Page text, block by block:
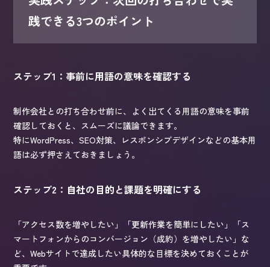
践できる3つのポイント
ステップ1：事前に用語の意味を確認する
制作会社との打ち合わせ前に、よく出てくる用語の意味を事前
確認しておくと、スムーズに議論できます。
特にWordPress、SEO対策、レスポンシブデザインなどの基本用
語は必ず押さえておきましょう。
ステップ2：自社の目的と課題を明確にする
「アクセス数を増やしたい」「更新作業を簡単にしたい」「ス
マートフォンからのコンバージョン（成約）を増やしたい」な
ど、Webサイトで達成したい具体的な目標を決めておくことが